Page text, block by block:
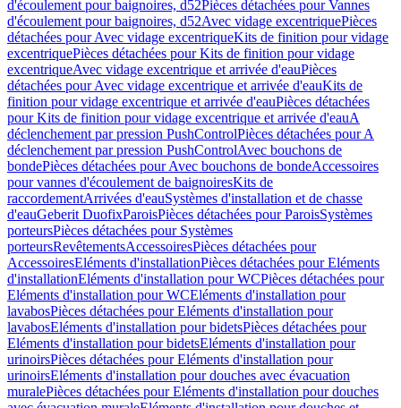
d'écoulement pour baignoires, d52Pièces détachées pour Vannes
d'écoulement pour baignoires, d52Avec vidage excentriquePièces
détachées pour Avec vidage excentriqueKits de finition pour vidage
excentriquePièces détachées pour Kits de finition pour vidage
excentriqueAvec vidage excentrique et arrivée d'eauPièces
détachées pour Avec vidage excentrique et arrivée d'eauKits de
finition pour vidage excentrique et arrivée d'eauPièces détachées
pour Kits de finition pour vidage excentrique et arrivée d'eauA
déclenchement par pression PushControlPièces détachées pour A
déclenchement par pression PushControlAvec bouchons de
bondePièces détachées pour Avec bouchons de bondeAccessoires
pour vannes d'écoulement de baignoiresKits de
raccordementArrivées d'eauSystèmes d'installation et de chasse
d'eauGeberit DuofixParoisPièces détachées pour ParoisSystèmes
porteursPièces détachées pour Systèmes
porteursRevêtementsAccessoiresPièces détachées pour
AccessoiresEléments d'installationPièces détachées pour Eléments
d'installationEléments d'installation pour WCPièces détachées pour
Eléments d'installation pour WCEléments d'installation pour
lavabosPièces détachées pour Eléments d'installation pour
lavabosEléments d'installation pour bidetsPièces détachées pour
Eléments d'installation pour bidetsEléments d'installation pour
urinoirsPièces détachées pour Eléments d'installation pour
urinoirsEléments d'installation pour douches avec évacuation
muralePièces détachées pour Eléments d'installation pour douches